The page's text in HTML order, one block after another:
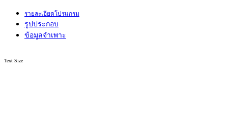
รายละเอียดโปรแกรม
รูปประกอบ
ข้อมูลจำเพาะ
Text Size